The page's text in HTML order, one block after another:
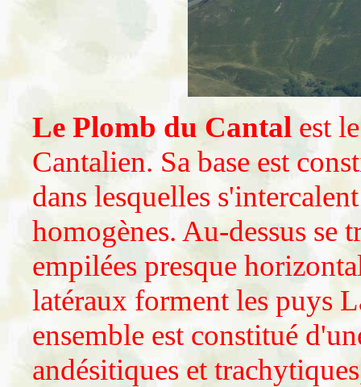
Le Plomb du Cantalest
Cantalien. Sa base est
dans lesquelles
homogènes. Au-dessus se
empilées presque
latéraux forment les puys
ensemble est constitué
andésitiques et